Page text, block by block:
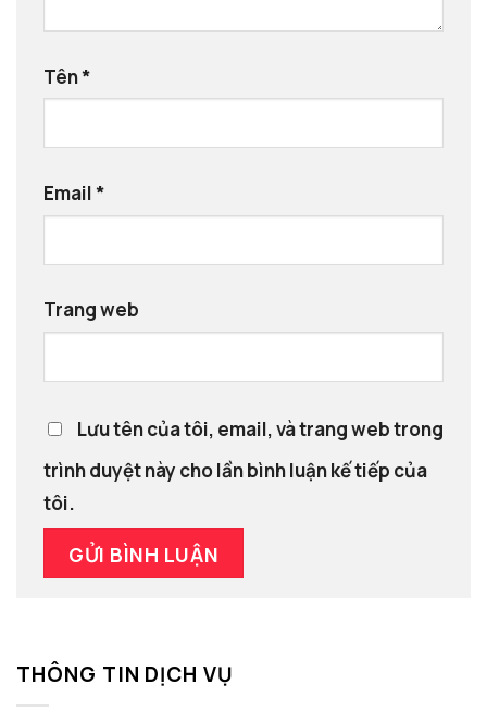
THÔNG TIN DỊCH VỤ
Tên*
Email*
Trang web
Lưu tên của tôi, email, và trang web trong
trình duyệt này cho lần bình luận kế tiếp của
tôi.